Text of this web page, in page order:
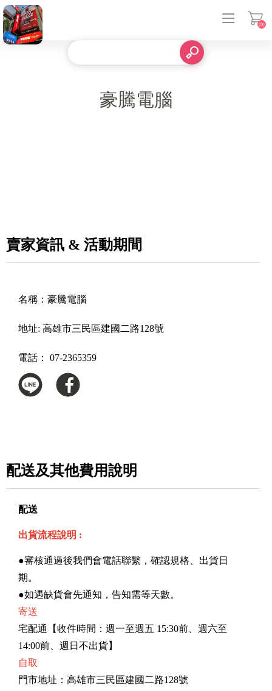
(0)
豪騰電腦
賣家資訊 & 活動期間
名稱： 豪騰電腦
地址: 高雄市三民區建國二路128號
電話： 07-2365359
配送及其他費用說明
配送
出貨流程說明 :
●審核通過後我們會電話聯繫，確認規格、出貨日
期。
●如遇缺貨會先通知，告知需等天數。
寄送
宅配通【收件時間：週一至週五 15:30前、週六至
14:00前、週日不出貨】
自取
門市地址：高雄市三民區建國二路128號